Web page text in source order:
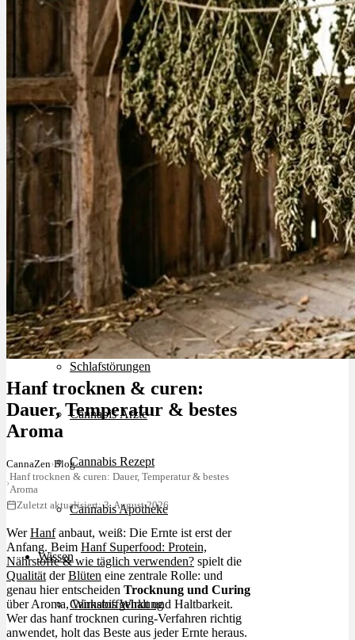
Therapien
Alle Krankheiten
Chronische Schmerzen
ADHS
Angststörungen
Chronische Migräne
Depressionen
Schlafstörungen
Cannabis Ärzte
Cannabis Rezept
Cannabis Apotheke
Wissen
Cannabis Wirkung
Hanf trocknen & curen:
Dauer, Temperatur & bestes
Aroma
CannaZen›Blog
›
Hanf trocknen & curen: Dauer, Temperatur & bestes
Aroma
Zuletzt aktualisiert: 3. August 2026
WerHanfanbaut, weiß: Die Ernte ist erst der
Anfang. Beim Hanf Superfood: Protein,
Nährstoffe & wie täglich verwenden? spielt die
Qualität derBlüten eine zentrale Rolle: und
genau hier entscheiden Trocknung und Curing
über Aroma, Wirkstoffgehalt und Haltbarkeit.
Wer das hanf trocknen curing-Verfahren richtig
anwendet, holt das Beste aus jeder Ernte heraus.